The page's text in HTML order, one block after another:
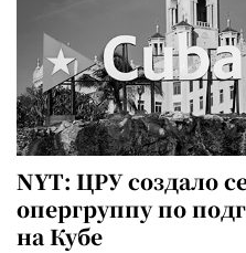
NYT: ЦРУ создало
опергруппу по
на Кубе